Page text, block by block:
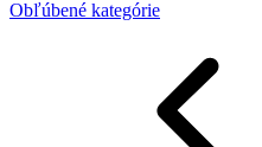
Obľúbené kategórie